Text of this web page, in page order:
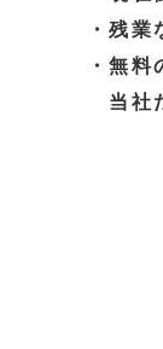
・残
・無料
当社